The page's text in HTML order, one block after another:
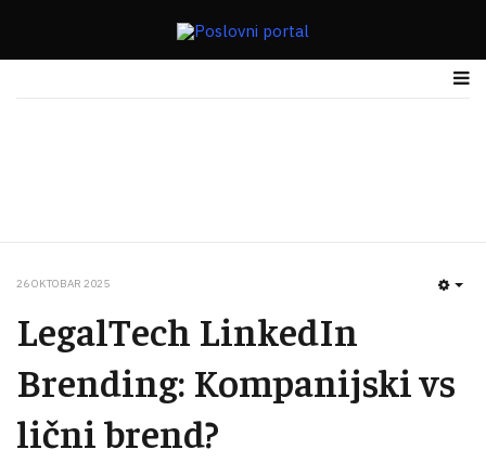
26 OKTOBAR 2025
LegalTech LinkedIn
Brending: Kompanijski vs
lični brend?